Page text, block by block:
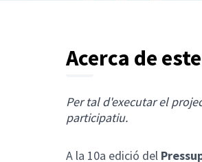
Acerca de
Per tal d'executar el
participatiu.
A la 10a edició del